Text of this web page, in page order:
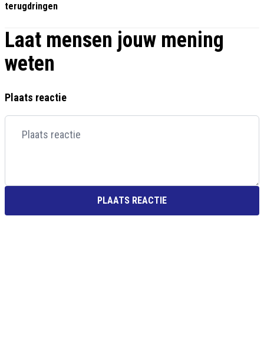
terugdringen
Laat mensen jouw mening
weten
Plaats reactie
PLAATS REACTIE